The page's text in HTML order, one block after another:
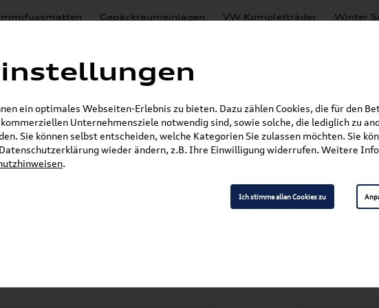
Gepäckraumeinlagen VW Kompletträder Winter
Lackierungen
E-Mail
Sportback Gummifußmatten hinten 8W0061511 041
RS4 (8W) A5/S5/RS5
hinten
ein optimales Webseiten-Erlebnis zu bieten. Dazu zählen Cookies, die für den
Unternehmensziele notwendig sind, sowie solche, die lediglich zu
Sie können selbst entscheiden, welche Kategorien Sie zulassen möchten. Sie
wieder ändern, z.B. Ihre Einwilligung widerrufen. Weitere
.
Ich stimme allen Cookies zu